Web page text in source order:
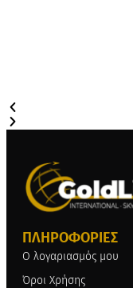
ΠΛΗΡΟΦΟΡΙΕΣ
Ο λογαριασμός μου
Όροι Χρήσης